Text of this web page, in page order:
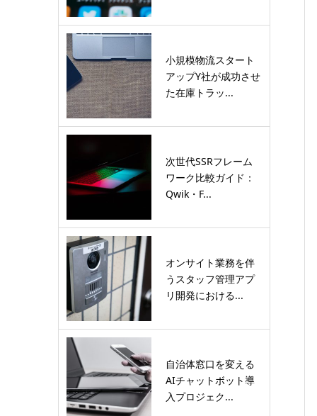
小規模物流スタート
アップY社が成功させ
た在庫トラッ...
次世代SSRフレーム
ワーク比較ガイド：
Qwik・F...
オンサイト業務を伴
うスタッフ管理アプ
リ開発における...
自治体窓口を変える
AIチャットボット導
入プロジェク...